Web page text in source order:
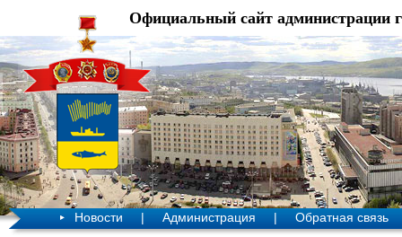
Официальный сайт администрации
Новости | Администрация | Обратная связь